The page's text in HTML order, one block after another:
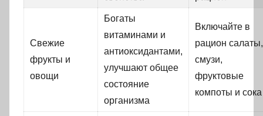
Свежие
фрукты и
овощи
Богаты
витаминами и
антиоксидантами,
улучшают общее
состояние
организма
Включайте в
рацион салаты,
смузи,
фруктовые
компоты и сока